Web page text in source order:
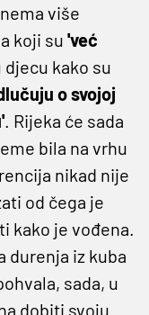
više
koji su 'već
djecu kako su
o svojoj
. Rijeka će sada
bila na vrhu
nikad nije
od čega je
kako je vođena.
durenja iz kuba
sada, u
dobiti svoju